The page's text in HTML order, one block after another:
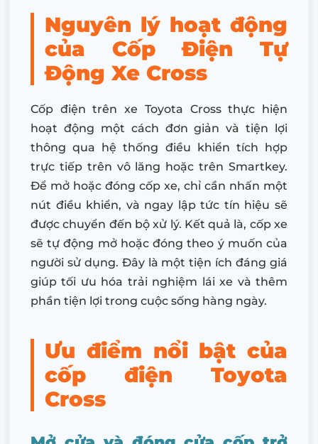
Nguyên lý hoạt động
của Cốp Điện Tự
Động Xe Cross
Cốp điện trên xe Toyota Cross thực hiện
hoạt động một cách đơn giản và tiện lợi
thông qua hệ thống điều khiển tích hợp
trực tiếp trên vô lăng hoặc trên Smartkey.
Để mở hoặc đóng cốp xe, chỉ cần nhấn một
nút điều khiển, và ngay lập tức tín hiệu sẽ
được chuyển đến bộ xử lý. Kết quả là, cốp xe
sẽ tự động mở hoặc đóng theo ý muốn của
người sử dụng. Đây là một tiện ích đáng giá
giúp tối ưu hóa trải nghiệm lái xe và thêm
phần tiện lợi trong cuộc sống hàng ngày.
Ưu điểm nổi bật của
cốp điện Toyota
Cross